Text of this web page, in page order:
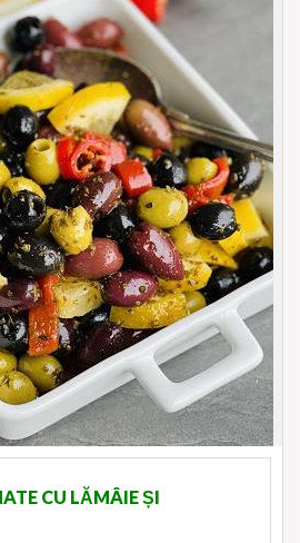
CU LĂMÂIE ȘI